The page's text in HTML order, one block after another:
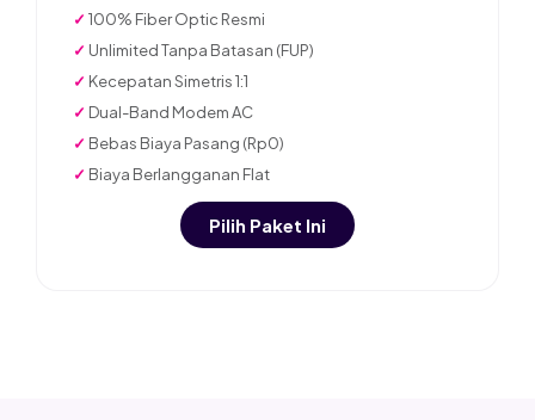
✓ 100% Fiber Optic Resmi
✓ Unlimited Tanpa Batasan (FUP)
✓ Kecepatan Simetris 1:1
✓ Dual-Band Modem AC
✓ Bebas Biaya Pasang (Rp0)
✓ Biaya Berlangganan Flat
Pilih Paket Ini